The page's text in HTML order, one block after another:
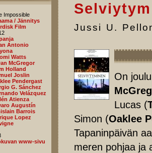
Impossible
/ Jännitys
Film
Antonio
Watts
McGregor
Holland
Joslin
Pendergast
G. Sánchez
Velázquez
Atienza
Augustín
Barrois
Lopez
www-sivu
Jussi U.
On
Lucas (
Simon (Oaklee
Tapaninpäivän
meren pohjaa ja